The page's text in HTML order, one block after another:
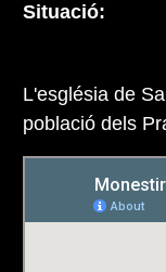
Situació:
L'església de
població dels